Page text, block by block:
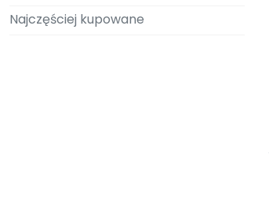
Najczęściej kupowane